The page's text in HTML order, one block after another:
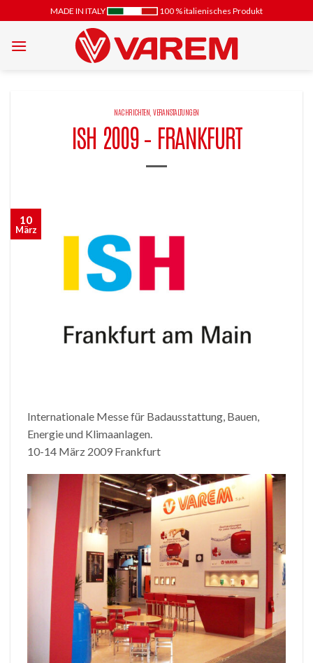
Inhalt
springen
MADE IN ITALY 100 % italienisches Produkt
NACHRICHTEN ,VERANSTALTUNGEN
ISH 2009 – FRANKFURT
10
März
Internationale Messe für Badausstattung, Bauen,
Energie und Klimaanlagen.
10-14 März 2009 Frankfurt